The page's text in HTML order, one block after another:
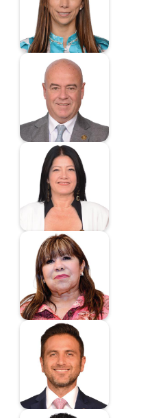
Diputada
Fernández Martínez
José Luis
Diputado
Fonseca Galicia Celia
Esther
Diputada
Gaitán Díaz María
Graciela
Diputada
Gali López José
Antonio
Diputado